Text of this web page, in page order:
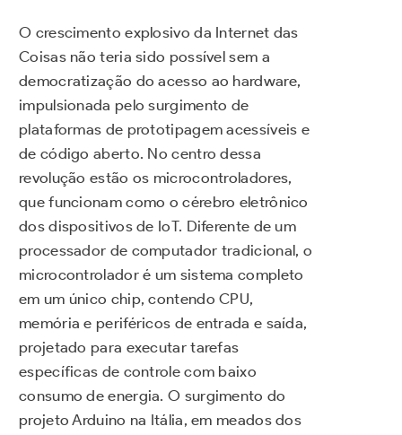
O crescimento explosivo da Internet das
Coisas não teria sido possível sem a
democratização do acesso ao hardware,
impulsionada pelo surgimento de
plataformas de prototipagem acessíveis e
de código aberto. No centro dessa
revolução estão os microcontroladores,
que funcionam como o cérebro eletrônico
dos dispositivos de IoT. Diferente de um
processador de computador tradicional, o
microcontrolador é um sistema completo
em um único chip, contendo CPU,
memória e periféricos de entrada e saída,
projetado para executar tarefas
específicas de controle com baixo
consumo de energia. O surgimento do
projeto Arduino na Itália, em meados dos